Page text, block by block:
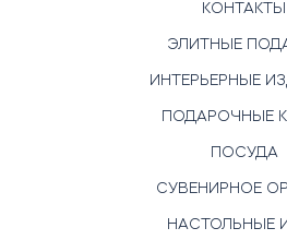
КОНТАКТЫ
ЭЛИТНЫЕ
ИНТЕРЬЕРНЫЕ
ПОДАРОЧНЫЕ
ПОСУДА
СУВЕНИРНОЕ
НАСТОЛЬНЫЕ